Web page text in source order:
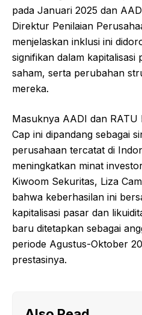
pada Januari 2025 dan
Direktur Penilaian
menjelaskan inklusi ini
signifikan dalam kapitalisasi
saham, serta perubahan
mereka.
Masuknya AADI dan RATU
Cap ini dipandang sebagai
perusahaan tercatat di
meningkatkan minat
Kiwoom Sekuritas, Liza
bahwa keberhasilan ini
kapitalisasi pasar dan
baru ditetapkan sebagai
periode Agustus-Oktober
prestasinya.